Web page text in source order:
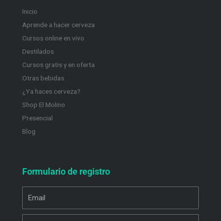
Inicio
Aprende a hacer cerveza
Cursos online en vivo
Destilados
Cursos gratis y en oferta
Otras bebidas
¿Ya haces cerveza?
Shop El Molino
Presencial
Blog
Formulario de registro